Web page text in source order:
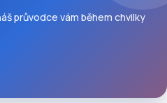
průvodce vám během chvilky